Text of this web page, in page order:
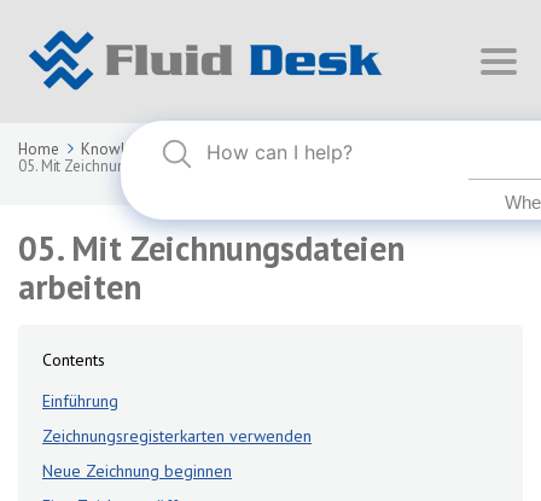
Home Knowledge Base
FLUID DESK BIM 2025
05. Mit Zeichnungsdateien arbeiten
05. Mit Zeichnungsdateien
arbeiten
Contents
Einführung
Zeichnungsregisterkarten verwenden
Neue Zeichnung beginnen